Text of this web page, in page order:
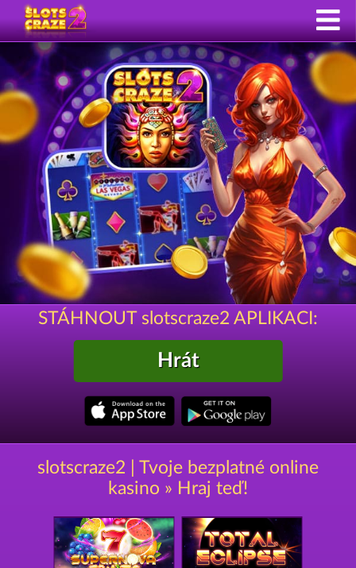
STÁHNOUT slotscraze2 APLIKACI:
Hrát
slotscraze2 | Tvoje bezplatné online
kasino » Hraj teď!